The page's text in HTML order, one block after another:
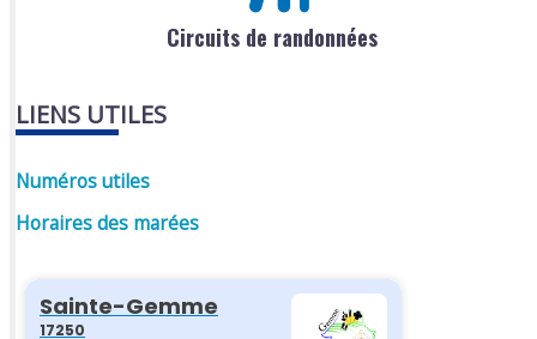
Circuits de randonnées
LIENS UTILES
Numéros utiles
Horaires des marées